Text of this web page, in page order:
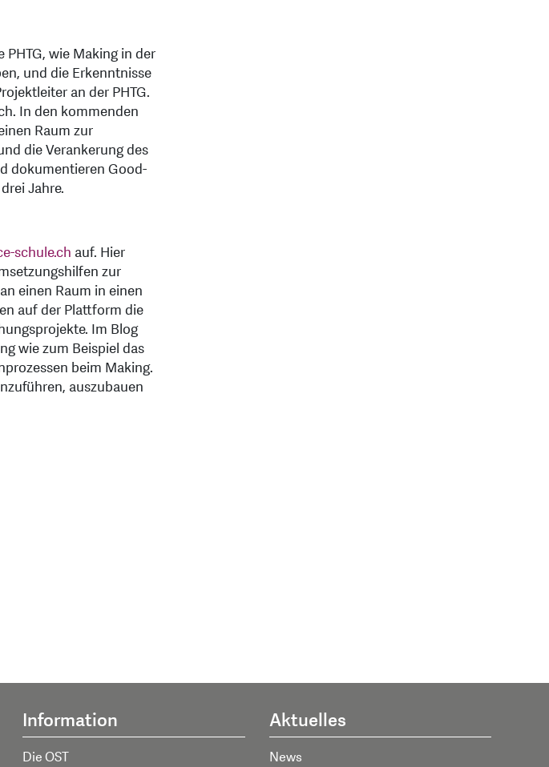
wie Making in der
und die Erkenntnisse
an der PHTG.
In den kommenden
Raum zur
die Verankerung des
dokumentieren Good-
Jahre.
schule.ch auf. Hier
zur
einen Raum in einen
auf der Plattform die
Im Blog
wie zum Beispiel das
beim Making.
auszubauen
Information
Die OST
Aktuelles
News